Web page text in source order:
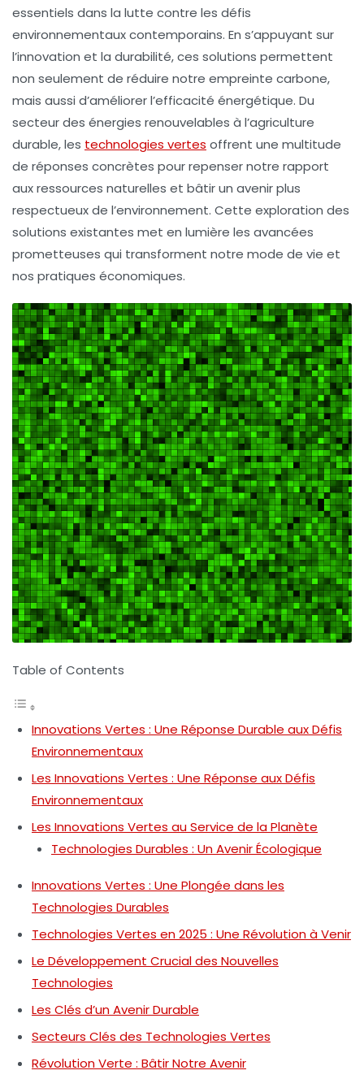
essentiels dans la lutte contre les défis
environnementaux contemporains. En s’appuyant sur
l’innovation et la durabilité, ces solutions permettent
non seulement de réduire notre empreinte carbone,
mais aussi d’améliorer l’efficacité énergétique. Du
secteur des énergies renouvelables à l’agriculture
durable, les technologies vertes offrent une multitude
de réponses concrètes pour repenser notre rapport
aux ressources naturelles et bâtir un avenir plus
respectueux de l’environnement. Cette exploration des
solutions existantes met en lumière les avancées
prometteuses qui transforment notre mode de vie et
nos pratiques économiques.
Table of Contents
Innovations Vertes : Une Réponse Durable aux Défis
Environnementaux
Les Innovations Vertes : Une Réponse aux Défis
Environnementaux
Les Innovations Vertes au Service de la Planète
Technologies Durables : Un Avenir Écologique
Innovations Vertes : Une Plongée dans les
Technologies Durables
Technologies Vertes en 2025 : Une Révolution à Venir
Le Développement Crucial des Nouvelles
Technologies
Les Clés d’un Avenir Durable
Secteurs Clés des Technologies Vertes
Révolution Verte : Bâtir Notre Avenir